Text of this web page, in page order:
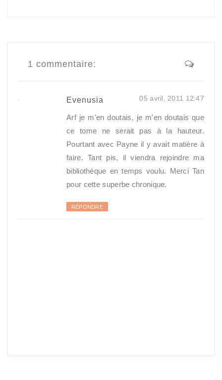
1 commentaire:
Evenusia 05 avril, 2011 12:47
Arf je m'en doutais, je m'en doutais que
ce tome ne serait pas à la hauteur.
Pourtant avec Payne il y avait matière à
faire. Tant pis, il viendra rejoindre ma
bibliothèque en temps voulu. Merci Tan
pour cette superbe chronique.
RÉPONDRE